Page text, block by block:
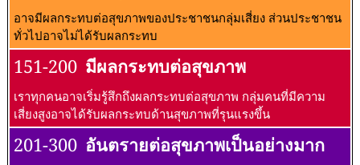
อาจมีผลกระทบต่อสุขภาพของประชาชนกลุ่มเสี่ยง ส่วนประชาชน
ทั่วไปอาจไม่ได้รับผลกระทบ
151-200 มีผลกระทบต่อสุขภาพ
เราทุกคนอาจเริ่มรู้สึกถึงผลกระทบต่อสุขภาพ กลุ่มคนที่มีความ
เสี่ยงสูงอาจได้รับผลกระทบด้านสุขภาพที่รุนแรงขึ้น
201-300 อันตรายต่อสุขภาพเป็นอย่างมาก